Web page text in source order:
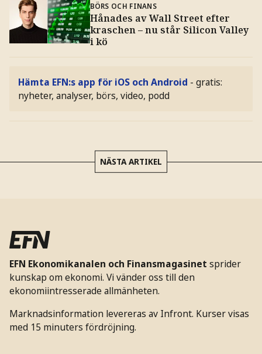
BÖRS OCH FINANS
Hånades av Wall Street efter
kraschen – nu står Silicon Valley
i kö
Hämta EFN:s app för iOS och Android - gratis:
nyheter, analyser, börs, video, podd
NÄSTA ARTIKEL
EFN Ekonomikanalen och Finansmagasinet sprider
kunskap om ekonomi. Vi vänder oss till den
ekonomiintresserade allmänheten.
Marknadsinformation levereras av Infront. Kurser visas
med 15 minuters fördröjning.